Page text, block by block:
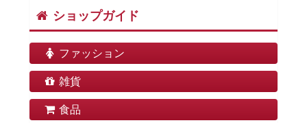
ショップガイド
ファッション
雑貨
食品